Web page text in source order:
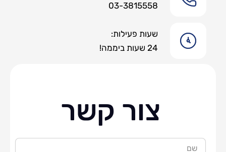
צור קשר
שם
03-3815558
שעות פעילות:
24 שעות ביממה!